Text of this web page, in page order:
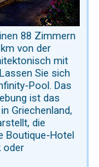
88 Zimmern
von der
mit
Sie sich
Pool. Das
ist das
Griechenland,
die
Boutique-Hotel
oder